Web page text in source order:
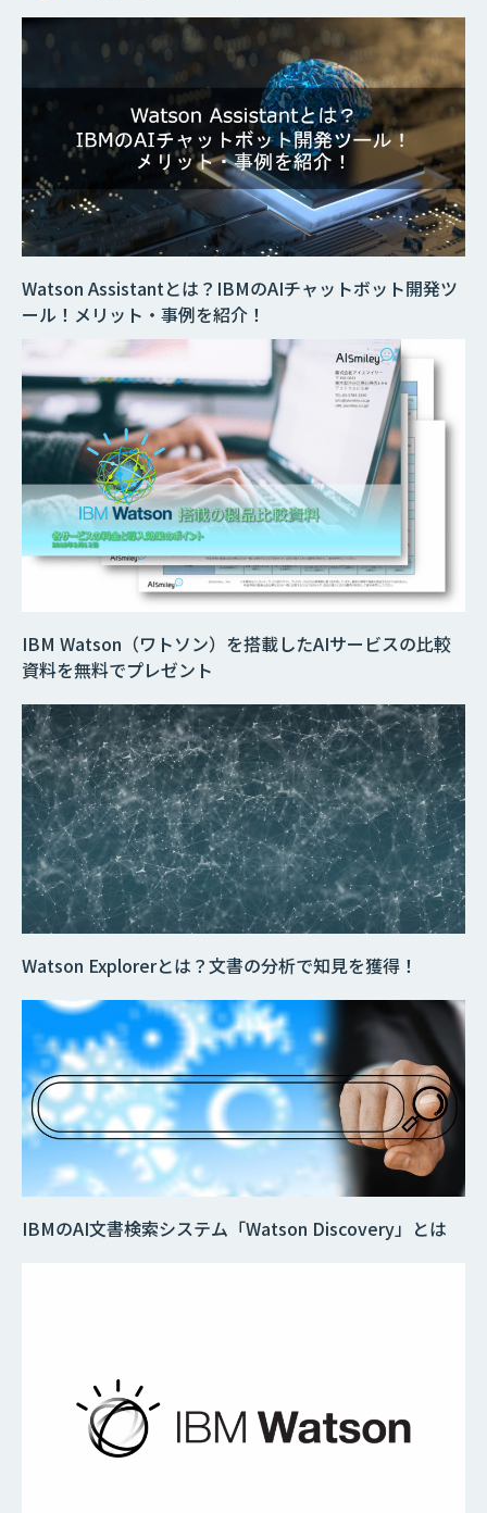
IBM Watson（ワトソン）を搭載したAIサービスの比較
資料を無料でプレゼント
IBMのAI文書検索システム「Watson Discovery」とは
Watson Assistantとは？IBMのAIチャットボット開発ツ
ール！メリット・事例を紹介！
Watson Explorerとは？文書の分析で知見を獲得！